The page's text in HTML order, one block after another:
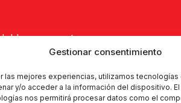
Gestionar consentimiento
las mejores experiencias, utilizamos
y/o acceder a la información del dispositivo.
nos permitirá procesar datos como el
con nosotros
Objetos perdidos
y reclamaciones